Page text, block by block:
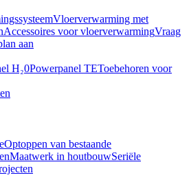
Vloerverwarming met
Accessoires voor vloerverwarmingVraag
aan
H₂0Powerpanel TEToebehoren voor
Optoppen van bestaande
Maatwerk in houtbouwSeriële